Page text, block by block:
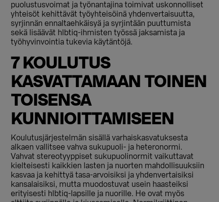
puolustusvoimat ja työnantajina toimivat uskonnolliset
yhteisöt kehittävät työyhteisöinä yhdenvertaisuutta,
syrjinnän ennaltaehkäisyä ja syrjintään puuttumista
sekä lisäävät hlbtiq-ihmisten työssä jaksamista ja
työhyvinvointia tukevia käytäntöjä.
7 KOULUTUS
KASVATTAMAAN TOINEN
TOISENSA
KUNNIOITTAMISEEN
Koulutusjärjestelmän sisällä varhaiskasvatuksesta
alkaen vallitsee vahva sukupuoli- ja heteronormi.
Vahvat stereotyyppiset sukupuolinormit vaikuttavat
kielteisesti kaikkien lasten ja nuorten mahdollisuuksiin
kasvaa ja kehittyä tasa-arvoisiksi ja yhdenvertaisiksi
kansalaisiksi, mutta muodostuvat usein haasteiksi
erityisesti hlbtiq-lapsille ja nuorille. He ovat myös